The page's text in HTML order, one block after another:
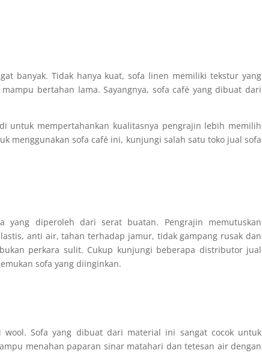
banyak. Tidak hanya kuat, sofa linen memiliki tekstur yang
bertahan lama. Sayangnya, sofa café yang dibuat dari
untuk mempertahankan kualitasnya pengrajin lebih memilih
menggunakan sofa café ini, kunjungi salah satu toko jual sofa
yang diperoleh dari serat buatan. Pengrajin memutuskan
anti air, tahan terhadap jamur, tidak gampang rusak dan
perkara sulit. Cukup kunjungi beberapa distributor jual
sofa yang diinginkan.
Sofa yang dibuat dari material ini sangat cocok untuk
menahan paparan sinar matahari dan tetesan air dengan